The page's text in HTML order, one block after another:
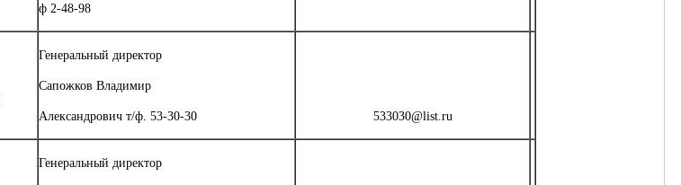
ф 2-48-98
Генеральный директор
Сапожков Владимир
Александрович т/ф. 53-30-30 533030@list.ru
Генеральный директор